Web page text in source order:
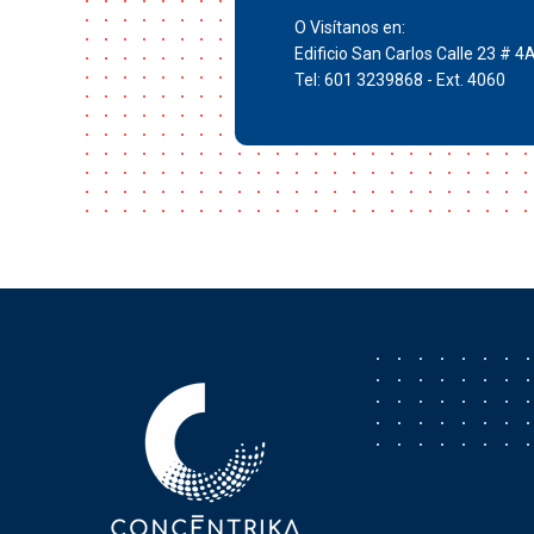
O Visítanos en:
Edificio San Carlos Calle 23 #
Tel: 601 3239868 - Ext. 4060